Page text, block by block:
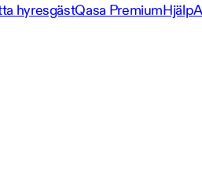
hyresgästQasa PremiumHjälp